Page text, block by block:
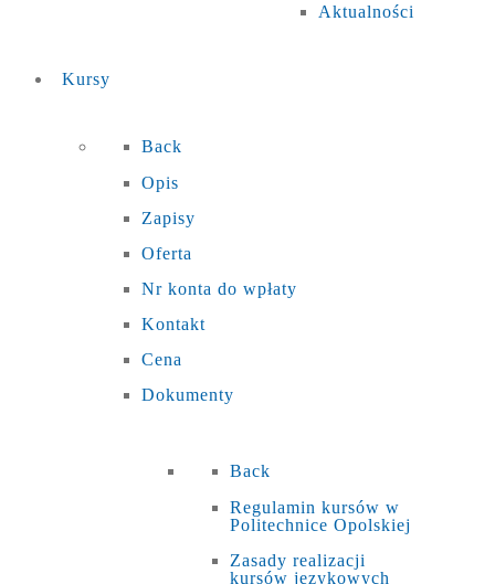
Aktualności
Kursy
Back
Opis
Zapisy
Oferta
Nr konta do wpłaty
Kontakt
Cena
Dokumenty
Back
Regulamin kursów w
Politechnice Opolskiej
Zasady realizacji
kursów językowych